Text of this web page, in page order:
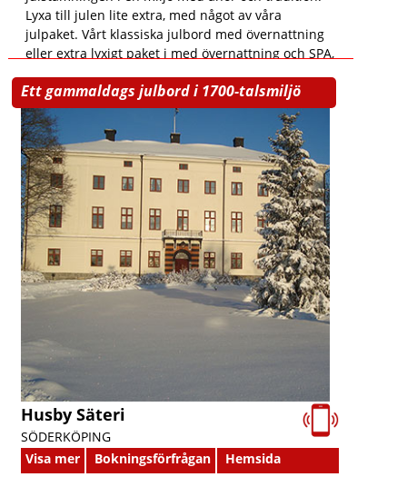
Lyxa till julen lite extra, med något av våra
julpaket. Vårt klassiska julbord med övernattning
eller extra lyxigt paket i med övernattning och SPA,
många jular har firats.
Ett gammaldags julbord i 1700-talsmiljö
Husby Säteri
SÖDERKÖPING
Visa mer
Bokningsförfrågan
Hemsida